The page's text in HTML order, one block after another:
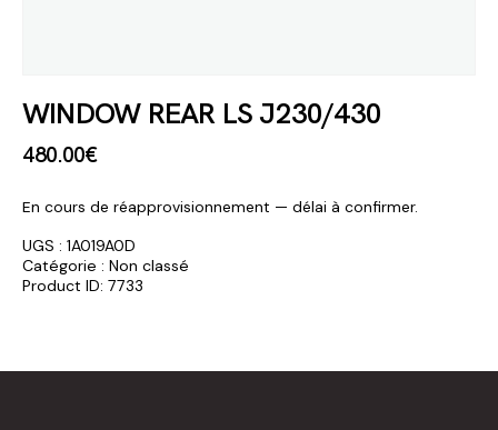
WINDOW REAR LS J230/430
480.00€
En cours de réapprovisionnement — délai à confirmer.
UGS : 1A019A0D
Catégorie : Non classé
Product ID: 7733